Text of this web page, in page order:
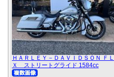
ＨＡＲＬＥＹ－ＤＡＶＩＤＳＯＮ Ｆ
Ｘ ストリートグライド 1584cc